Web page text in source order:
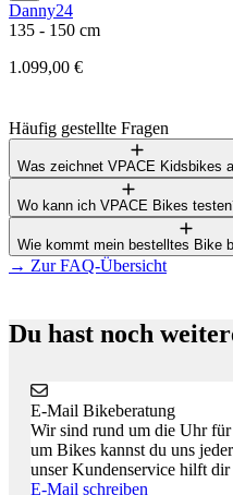
Danny24
135 - 150 cm
1.099,00 €
Häufig gestellte Fragen
Was zeichnet VPACE Kidsbikes
Wo kann ich VPACE Bikes
Wie kommt mein bestelltes Bike
→ Zur FAQ-Übersicht
Du hast noch
E-Mail Bikeberatung
Wir sind rund um die Uhr
um Bikes kannst du uns
unser Kundenservice hilft dir
E-Mail schreiben